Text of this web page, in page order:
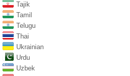
Tajik
Tamil
Telugu
Thai
Ukrainian
Urdu
Uzbek